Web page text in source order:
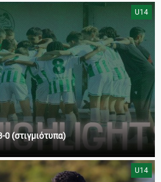
U14
(στιγμιότυπα)
U14